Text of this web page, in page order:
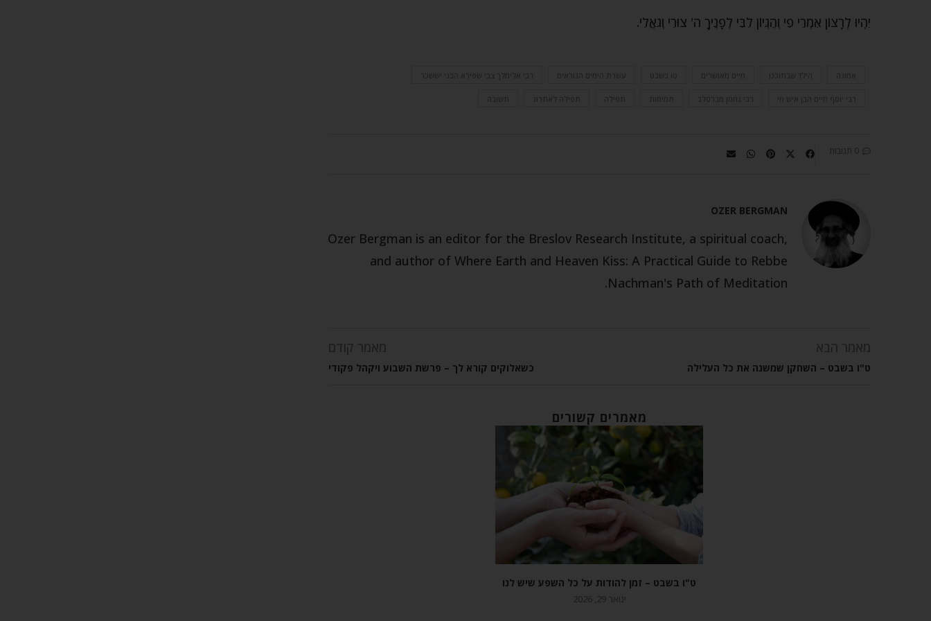
יִהְיוּ לְרָצוֹן אִמְרֵי פִי וְהֶגְיוֹן לִבִּי לְפָנֶיךָ ה' צוּרִי וְגֹאֲלִי.
אמונה הילד שבתוכנו חיים מאושרים טו בשבט עשרת הימים הנוראים רבי אלימלך צבי שפירא הבני יששכר
רבי יוסף חיים הבן איש חי רבי נחמן מברסלב תמימות תפילה תפילה לאתרוג תשובה
0 תגובות
OZER BERGMAN
Ozer Bergman is an editor for the Breslov Research Institute, a spiritual coach,
and author of Where Earth and Heaven Kiss: A Practical Guide to Rebbe
Nachman's Path of Meditation.
מאמר הבא
ט"ו בשבט – השחקן שמשנה את כל העלילה
מאמר קודם
כשאלוקים קורא לך – פרשת השבוע ויקהל פקודי
מאמרים קשורים
ט"ו בשבט – זמן להודות על כל השפע שיש לנו
ינואר 29, 2026